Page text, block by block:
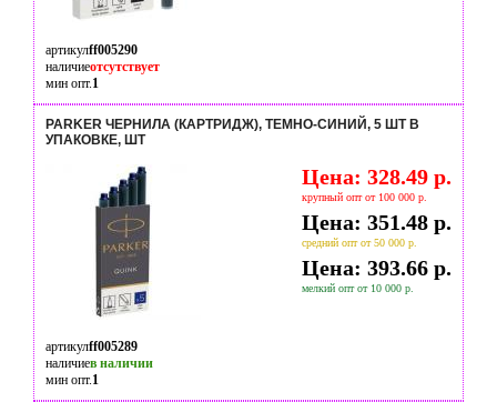
артикулff005290
наличиеотсутствует
мин опт.1
PARKER ЧЕРНИЛА (КАРТРИДЖ), ТЕМНО-СИНИЙ, 5 ШТ В
УПАКОВКЕ, ШТ
Цена: 328.49 р.
крупный опт от 100 000 р.
Цена: 351.48 р.
средний опт от 50 000 р.
Цена: 393.66 р.
мелкий опт от 10 000 р.
артикулff005289
наличиев наличии
мин опт.1